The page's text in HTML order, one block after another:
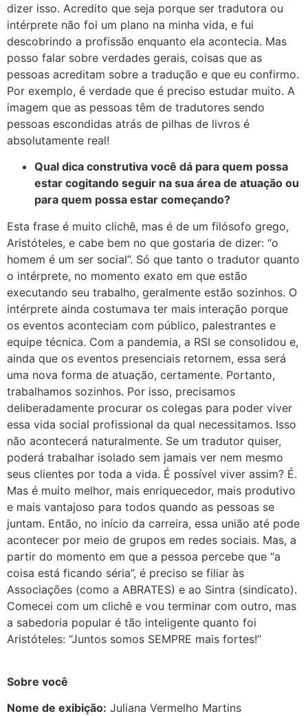
dizer isso. Acredito que seja porque ser tradutora ou
intérprete não foi um plano na minha vida, e fui
descobrindo a profissão enquanto ela acontecia. Mas
posso falar sobre verdades gerais, coisas que as
pessoas acreditam sobre a tradução e que eu confirmo.
Por exemplo, é verdade que é preciso estudar muito. A
imagem que as pessoas têm de tradutores sendo
pessoas escondidas atrás de pilhas de livros é
absolutamente real!
Qual dica construtiva você dá para quem possa
estar cogitando seguir na sua área de atuação ou
para quem possa estar começando?
Esta frase é muito clichê, mas é de um filósofo grego,
Aristóteles, e cabe bem no que gostaria de dizer: “o
homem é um ser social”. Só que tanto o tradutor quanto
o intérprete, no momento exato em que estão
executando seu trabalho, geralmente estão sozinhos. O
intérprete ainda costumava ter mais interação porque
os eventos aconteciam com público, palestrantes e
equipe técnica. Com a pandemia, a RSI se consolidou e,
ainda que os eventos presenciais retornem, essa será
uma nova forma de atuação, certamente. Portanto,
trabalhamos sozinhos. Por isso, precisamos
deliberadamente procurar os colegas para poder viver
essa vida social profissional da qual necessitamos. Isso
não acontecerá naturalmente. Se um tradutor quiser,
poderá trabalhar isolado sem jamais ver nem mesmo
seus clientes por toda a vida. É possível viver assim? É.
Mas é muito melhor, mais enriquecedor, mais produtivo
e mais vantajoso para todos quando as pessoas se
juntam. Então, no início da carreira, essa união até pode
acontecer por meio de grupos em redes sociais. Mas, a
partir do momento em que a pessoa percebe que “a
coisa está ficando séria”, é preciso se filiar às
Associações (como a ABRATES) e ao Sintra (sindicato).
Comecei com um clichê e vou terminar com outro, mas
a sabedoria popular é tão inteligente quanto foi
Aristóteles: “Juntos somos SEMPRE mais fortes!”
Sobre você
Nome de exibição: Juliana Vermelho Martins